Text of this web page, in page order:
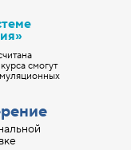
смогут